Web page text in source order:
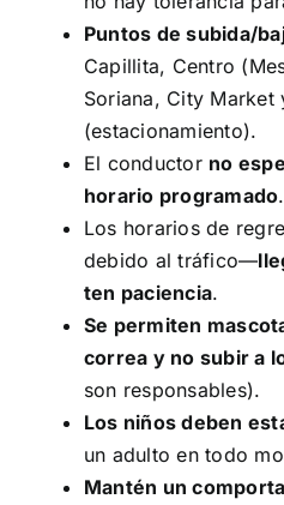
Puntos de subida/
Capillita, Centro
Soriana, City Market
(estacionamiento).
El conductor no
horario programado.
Los horarios de
debido al tráfico—
ten paciencia.
Se permiten
correa y no subir a
son responsables).
Los niños deben
un adulto en todo
Mantén un